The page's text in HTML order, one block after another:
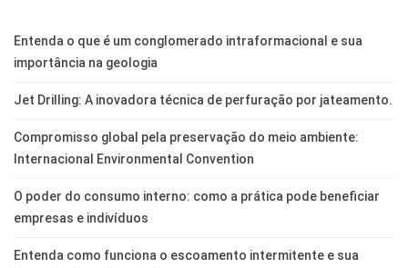
Entenda o que é um conglomerado intraformacional e sua
importância na geologia
Jet Drilling: A inovadora técnica de perfuração por jateamento.
Compromisso global pela preservação do meio ambiente:
Internacional Environmental Convention
O poder do consumo interno: como a prática pode beneficiar
empresas e indivíduos
Entenda como funciona o escoamento intermitente e sua